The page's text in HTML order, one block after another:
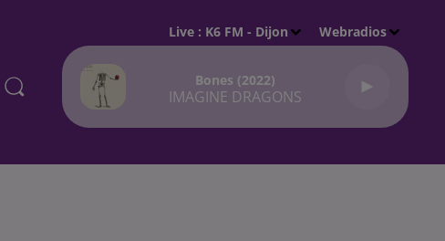
Live : K6 FM - Dijon Webradios
Bones (2022)
IMAGINE DRAGONS